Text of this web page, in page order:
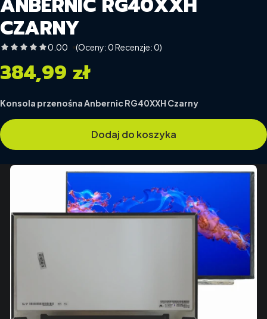
CZARNY
0.00 (Oceny: 0 Recenzje: 0)
Cena
384,99 zł
Konsola przenośna Anbernic RG40XXH Czarny
Dodaj do koszyka